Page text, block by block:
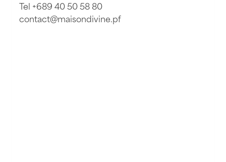
Tel +689 40 50 58 80
contact@maisondivine.pf